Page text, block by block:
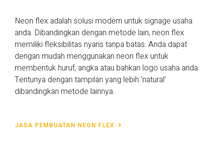
Neon flex adalah solusi modern untuk signage usaha
anda. Dibandingkan dengan metode lain, neon flex
memiliki fleksibilitas nyaris tanpa batas. Anda dapat
dengan mudah menggunakan neon flex untuk
membentuk huruf, angka atau bahkan logo usaha anda.
Tentunya dengan tampilan yang lebih ‘natural’
dibandingkan metode lainnya.
JASA PEMBUATAN NEON FLEX